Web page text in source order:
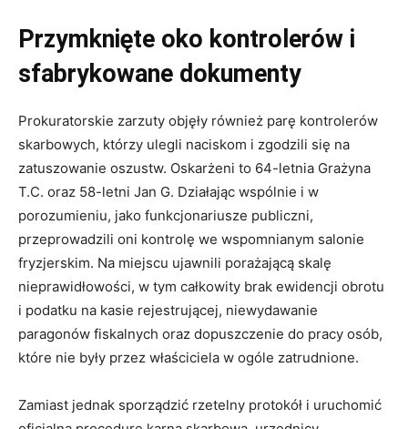
Przymknięte oko kontrolerów i
sfabrykowane dokumenty
Prokuratorskie zarzuty objęły również parę kontrolerów
skarbowych, którzy ulegli naciskom i zgodzili się na
zatuszowanie oszustw. Oskarżeni to 64-letnia Grażyna
T.C. oraz 58-letni Jan G. Działając wspólnie i w
porozumieniu, jako funkcjonariusze publiczni,
przeprowadzili oni kontrolę we wspomnianym salonie
fryzjerskim. Na miejscu ujawnili porażającą skalę
nieprawidłowości, w tym całkowity brak ewidencji obrotu
i podatku na kasie rejestrującej, niewydawanie
paragonów fiskalnych oraz dopuszczenie do pracy osób,
które nie były przez właściciela w ogóle zatrudnione.
Zamiast jednak sporządzić rzetelny protokół i uruchomić